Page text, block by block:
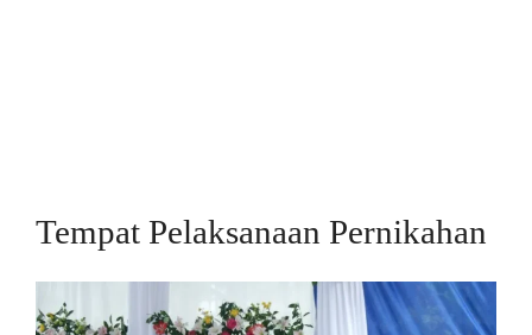
Tempat Pelaksanaan Pernikahan